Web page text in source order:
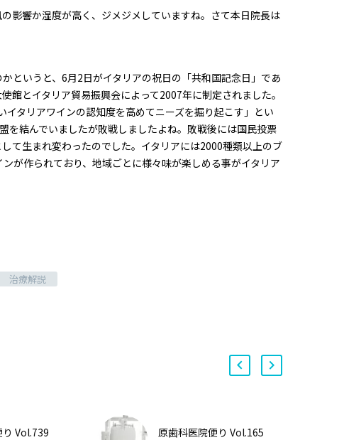
影響か湿度が高く、ジメジメしていますね。さて本日院長は
というと、6月2日がイタリアの祝日の「共和国記念日」であ
館とイタリア貿易振興会によって2007年に制定されました。
タリアワインの認知度を高めてニーズを掘り起こす」とい
を結んでいましたが敗戦しましたよね。敗戦後には国民投票
て生まれ変わったのでした。イタリアには2000種類以上のブ
が作られており、地域ごとに様々味が楽しめる事がイタリア
治療解説
Vol.739 原歯科医院便り Vol.165